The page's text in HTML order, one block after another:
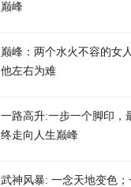
巅峰
巅峰：两个水火不容的女
他左右为难
一路高升:一步一个脚印，
终走向人生巅峰
武神风暴: 一念天地变色；